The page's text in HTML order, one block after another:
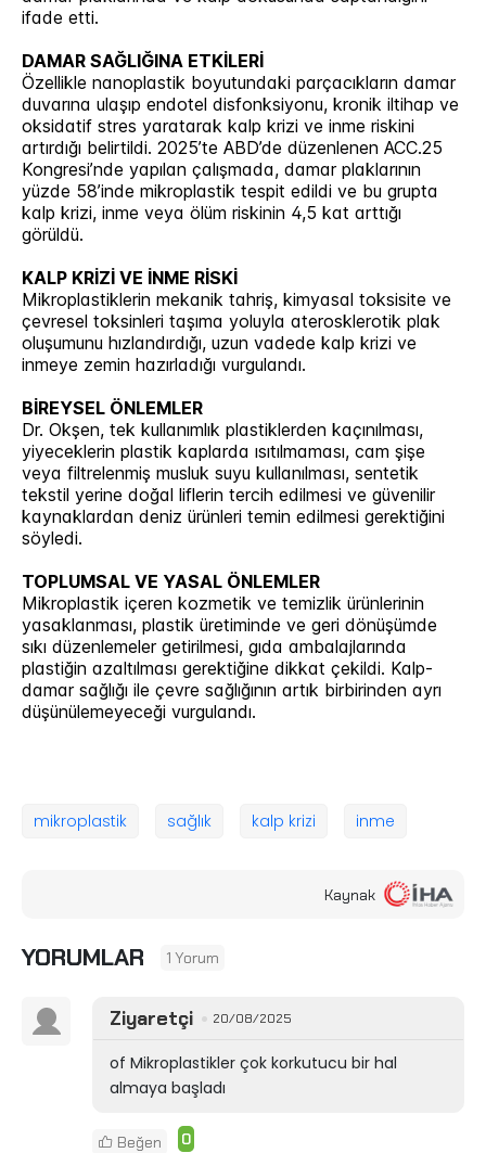
ifade etti.
DAMAR SAĞLIĞINA ETKİLERİ
Özellikle nanoplastik boyutundaki parçacıkların damar
duvarına ulaşıp endotel disfonksiyonu, kronik iltihap ve
oksidatif stres yaratarak kalp krizi ve inme riskini
artırdığı belirtildi. 2025’te ABD’de düzenlenen ACC.25
Kongresi’nde yapılan çalışmada, damar plaklarının
yüzde 58’inde mikroplastik tespit edildi ve bu grupta
kalp krizi, inme veya ölüm riskinin 4,5 kat arttığı
görüldü.
KALP KRİZİ VE İNME RİSKİ
Mikroplastiklerin mekanik tahriş, kimyasal toksisite ve
çevresel toksinleri taşıma yoluyla aterosklerotik plak
oluşumunu hızlandırdığı, uzun vadede kalp krizi ve
inmeye zemin hazırladığı vurgulandı.
BİREYSEL ÖNLEMLER
Dr. Okşen, tek kullanımlık plastiklerden kaçınılması,
yiyeceklerin plastik kaplarda ısıtılmaması, cam şişe
veya filtrelenmiş musluk suyu kullanılması, sentetik
tekstil yerine doğal liflerin tercih edilmesi ve güvenilir
kaynaklardan deniz ürünleri temin edilmesi gerektiğini
söyledi.
TOPLUMSAL VE YASAL ÖNLEMLER
Mikroplastik içeren kozmetik ve temizlik ürünlerinin
yasaklanması, plastik üretiminde ve geri dönüşümde
sıkı düzenlemeler getirilmesi, gıda ambalajlarında
plastiğin azaltılması gerektiğine dikkat çekildi. Kalp-
damar sağlığı ile çevre sağlığının artık birbirinden ayrı
düşünülemeyeceği vurgulandı.
mikroplastik sağlık kalp krizi inme
Kaynak
YORUMLAR 1 Yorum
Ziyaretçi 20/08/2025
of Mikroplastikler çok korkutucu bir hal
almaya başladı
Beğen 0